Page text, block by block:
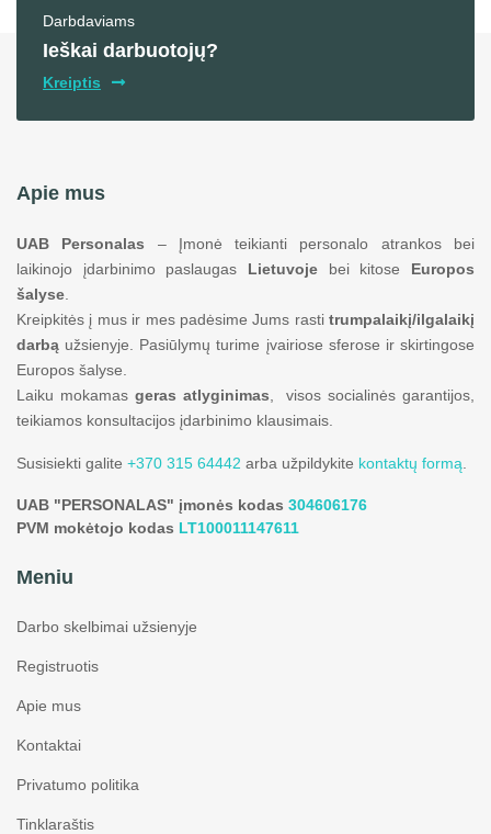
Darbdaviams
Ieškai darbuotojų?
Kreiptis
Apie mus
UAB Personalas – Įmonė teikianti personalo atrankos bei
laikinojo įdarbinimo paslaugas Lietuvoje bei kitose Europos
šalyse
Kreipkitės į mus ir mes padėsime Jums rasti trumpalaikį/ilgalaikį
darbą užsienyje. Pasiūlymų turime įvairiose sferose ir skirtingose
Europos šalyse.
Laiku mokamas geras atlyginimas , visos socialinės garantijos,
teikiamos konsultacijos įdarbinimo klausimais.
Susisiekti galite +370 315 64442 arba užpildykite kontaktų formą
UAB "PERSONALAS" įmonės kodas 304606176
PVM mokėtojo kodas LT100011147611
Meniu
Darbo skelbimai užsienyje
Registruotis
Apie mus
Kontaktai
Privatumo politika
Tinklaraštis